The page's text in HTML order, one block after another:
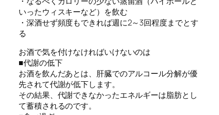
いったウィスキーなど）を飲む
・深酒せず頻度もできれば週に2～3回程度までとす
る
お酒で気を付けなければいけないのは
■代謝の低下
お酒を飲んだあとは、肝臓でのアルコール分解が優
先されて代謝が低下します。
その結果、代謝できなかったエネルギーは脂肪とし
て蓄積されるのです。